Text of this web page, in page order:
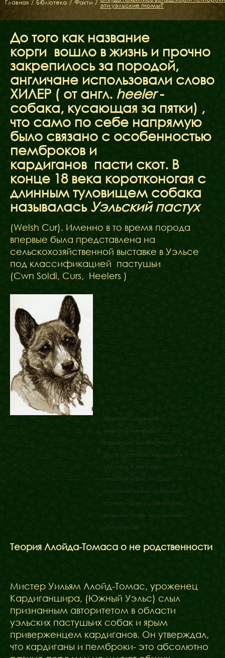
Главная / Бібліотека / Факти / эти уэльские гномы?
До того как название
корги вошло в жизнь и прочно
закрепилось за породой,
англичане использовали слово
ХИЛЕР ( от англ. heeler-
собака, кусающая за пятки) ,
что само по себе напрямую
было связано с особенностью
пемброков и
кардиганов пасти скот. В
конце 18 века коротконогая с
длинным туловищем собака
называлась Уэльский пастух
(Welsh Cur). Именно в то время порода
впервые была представлена на
сельскохозяйственной выставке в Уэльсе
под классификацией пастушьи
(Cwn Soldi, Curs, Heelers )
зарисовки художника-
аниматора Амблера
специально для Hutchinson's
Dog Encyclodedia, вышедшая в
1932 году. В ней дается
описание корги " ни одна
порода не может сравниться с
корги по своему дружелюбию,
веселому нраву, послушанию и
обучаемости"
Теория Ллойда-Томаса о не родственности
Мистер Уильям Ллойд-Томас, уроженец
Кардиганшира, (Южный Уэльс) слыл
признанным авторитетом в области
уэльских пастушьих собак и ярым
приверженцем кардиганов. Он утверждал,
что кардиганы и пемброки- это абсолютно
ФАКТИ
БЛОГ
ГАЛЕРЕЇ